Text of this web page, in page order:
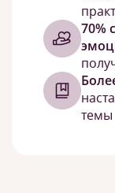
70%
темы